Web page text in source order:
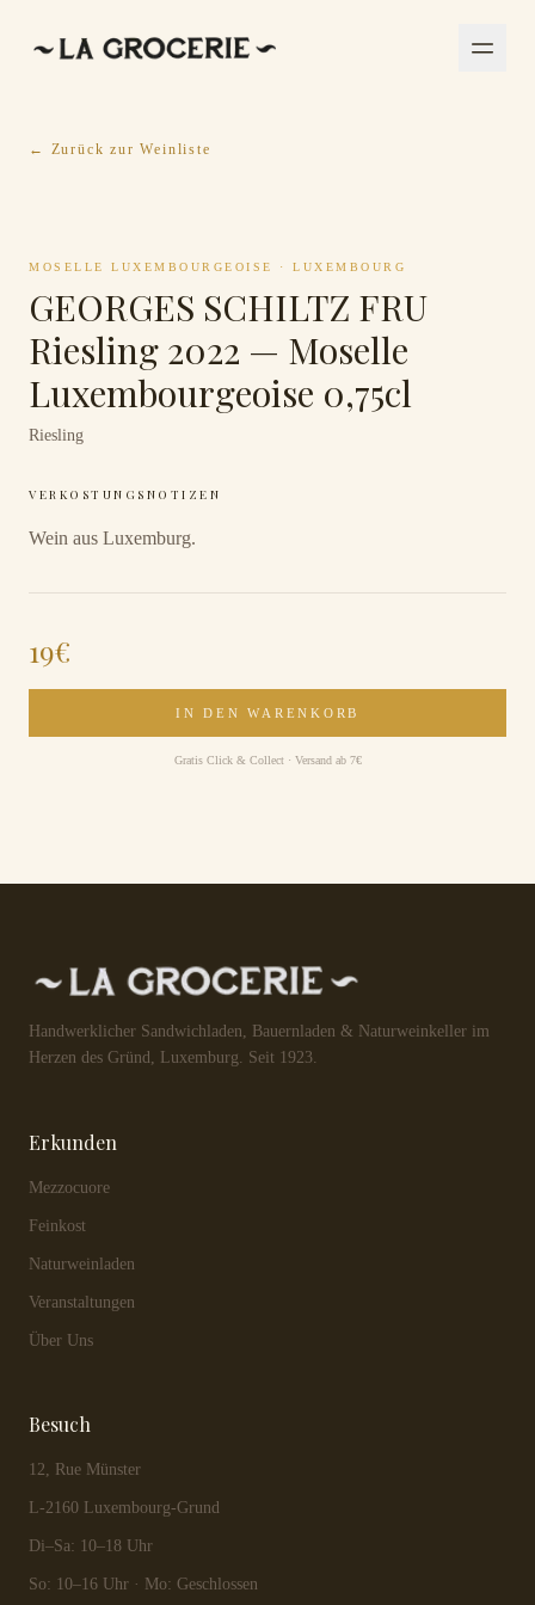
← Zurück zur Weinliste
MOSELLE LUXEMBOURGEOISE · LUXEMBOURG
GEORGES SCHILTZ FRU
Riesling 2022 — Moselle
Luxembourgeoise 0,75cl
Riesling
VERKOSTUNGSNOTIZEN
Wein aus Luxemburg.
19€
IN DEN WARENKORB
Gratis Click & Collect · Versand ab 7€
Handwerklicher Sandwichladen, Bauernladen & Naturweinkeller im
Herzen des Gründ, Luxemburg. Seit 1923.
Erkunden
Mezzocuore
Feinkost
Naturweinladen
Veranstaltungen
Über Uns
Besuch
12, Rue Münster
L-2160 Luxembourg-Grund
Di–Sa: 10–18 Uhr
So: 10–16 Uhr · Mo: Geschlossen